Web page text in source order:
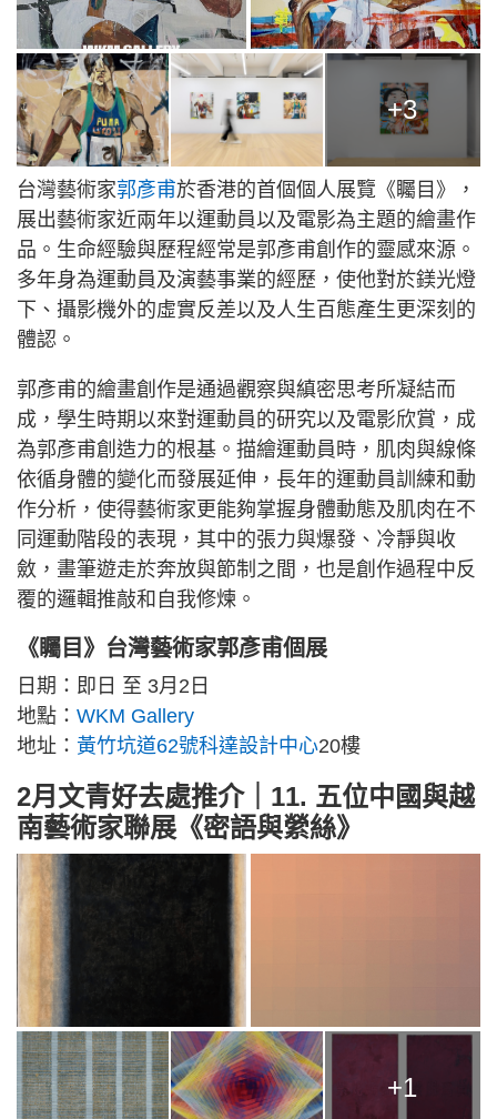
+3
台灣藝術家郭彥甫於香港的首個個人展覽《矚目》，
展出藝術家近兩年以運動員以及電影為主題的繪畫作
品。生命經驗與歷程經常是郭彥甫創作的靈感來源。
多年身為運動員及演藝事業的經歷，使他對於鎂光燈
下、攝影機外的虛實反差以及人生百態產生更深刻的
體認。
郭彥甫的繪畫創作是通過觀察與縝密思考所凝結而
成，學生時期以來對運動員的研究以及電影欣賞，成
為郭彥甫創造力的根基。描繪運動員時，肌肉與線條
依循身體的變化而發展延伸，長年的運動員訓練和動
作分析，使得藝術家更能夠掌握身體動態及肌肉在不
同運動階段的表現，其中的張力與爆發、冷靜與收
斂，畫筆遊走於奔放與節制之間，也是創作過程中反
覆的邏輯推敲和自我修煉。
《矚目》台灣藝術家郭彥甫個展
日期：即日 至 3月2日
地點： WKM Gallery
地址： 黃竹坑道62號科達設計中心20樓
2月文青好去處推介｜11. 五位中國與越
南藝術家聯展《密語與縈絲》
+1